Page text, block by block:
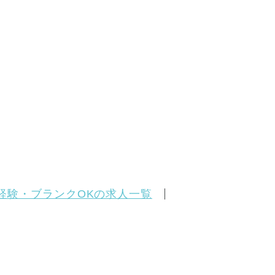
験・ブランクOKの求人一覧